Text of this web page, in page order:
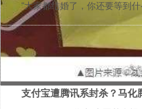
支付宝遭腾讯系封杀？马化
​“大家都结婚了，你还要等到什
香